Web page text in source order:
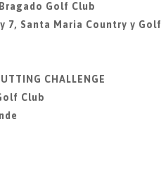
Golf Club
7, Santa Maria Country y Golf
CHALLENGE
Club